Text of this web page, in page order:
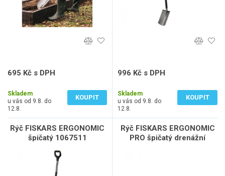
695 Kč s DPH
Skladem
u vás od 9.8. do
12.8.
KOUPIT
996 Kč s DPH
Skladem
u vás od 9.8. do
12.8.
KOUPIT
Rýč FISKARS ERGONOMIC
špičatý 1067511
Rýč FISKARS ERGONOMIC
PRO špičatý drenážní